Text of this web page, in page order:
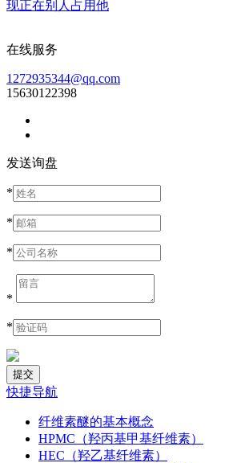
现正在别人占用他
在线服务
1272935344@qq.com
15630122398
发送询盘
*
*
*
*
*
快捷导航
纤维素醚的基本概念
HPMC（羟丙基甲基纤维素）
HEC（羟乙基纤维素）